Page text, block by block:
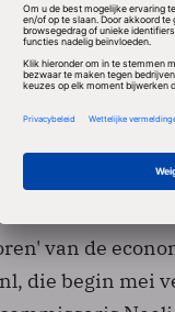
computing tot
in Den
en
economie.
kan worden
van de
die begin mei